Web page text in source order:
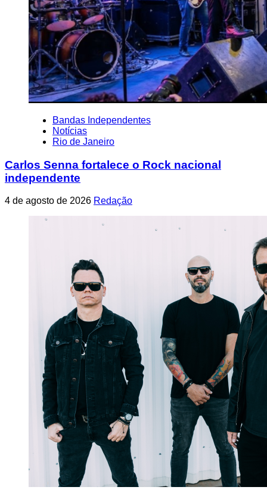
Bandas Independentes
Notícias
Rio de Janeiro
Carlos Senna fortalece o Rock nacional
independente
4 de agosto de 2026 Redação